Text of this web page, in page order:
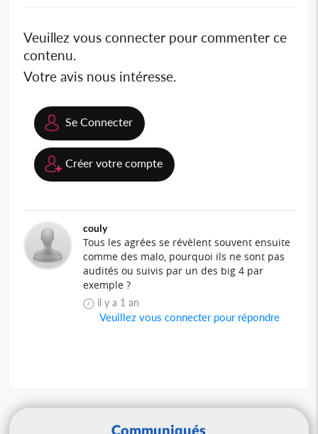
Veuillez vous connecter pour commenter ce
contenu.
Votre avis nous intéresse.
Se Connecter
Créer votre compte
couly
Tous les agrées se révèlent souvent ensuite
comme des malo, pourquoi ils ne sont pas
audités ou suivis par un des big 4 par
exemple ?
il y a 1 an
Veuillez vous connecter pour répondre
Communiqués